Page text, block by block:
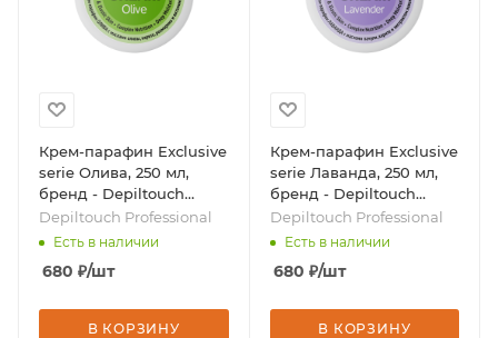
Крем-парафин Exclusive
serie Олива, 250 мл,
бренд - Depiltouch
Professional
Depiltouch Professional
Есть в наличии
680 ₽/шт
В КОРЗИНУ
Крем-парафин Exclusive
serie Лаванда, 250 мл,
бренд - Depiltouch
Professional
Depiltouch Professional
Есть в наличии
680 ₽/шт
В КОРЗИНУ